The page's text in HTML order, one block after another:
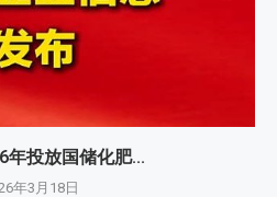
年投放国储化肥...
年3月18日